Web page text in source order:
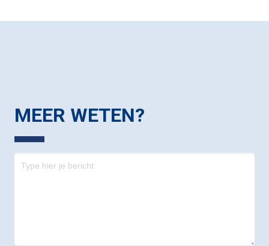
MEER WETEN?
Contact